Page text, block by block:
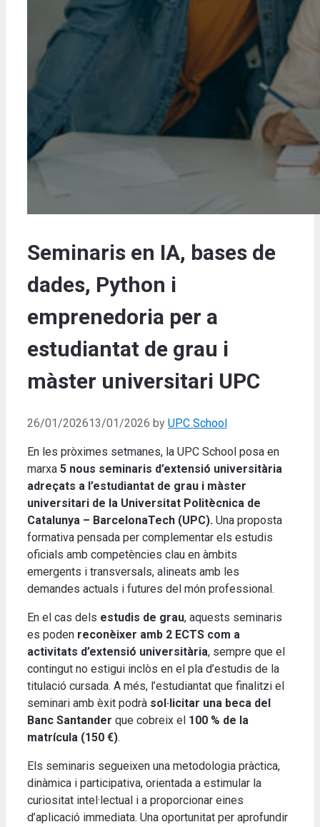
Seminaris en IA, bases de
dades, Python i
emprenedoria per a
estudiantat de grau i
màster universitari UPC
26/01/202613/01/2026 by UPC School
En les pròximes setmanes, la UPC School posa en
marxa 5 nous seminaris d’extensió universitària
adreçats a l’estudiantat de grau i màster
universitari de la Universitat Politècnica de
Catalunya – BarcelonaTech (UPC). Una proposta
formativa pensada per complementar els estudis
oficials amb competències clau en àmbits
emergents i transversals, alineats amb les
demandes actuals i futures del món professional.
En el cas dels estudis de grau, aquests seminaris
es poden reconèixer amb 2 ECTS com a
activitats d’extensió universitària, sempre que el
contingut no estigui inclòs en el pla d’estudis de la
titulació cursada. A més, l’estudiantat que finalitzi el
seminari amb èxit podrà sol·licitar una beca del
Banc Santander que cobreix el 100 % de la
matrícula (150 €).
Els seminaris segueixen una metodologia pràctica,
dinàmica i participativa, orientada a estimular la
curiositat intel·lectual i a proporcionar eines
d’aplicació immediata. Una oportunitat per aprofundir